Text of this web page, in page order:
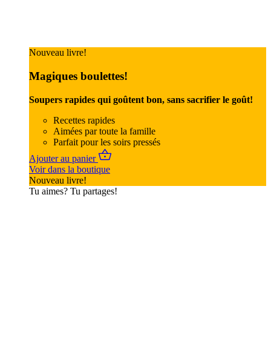
Nouveau livre!
Magiques boulettes!
Soupers rapides qui goûtent bon, sans sacrifier le goût!
Recettes rapides
Aimées par toute la famille
Parfait pour les soirs pressés
Ajouter au panier
Voir dans la boutique
Nouveau livre!
Tu aimes? Tu partages!